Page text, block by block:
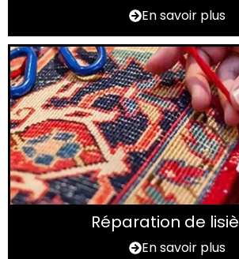
En savoir plus
Réparation de
En savoir plus